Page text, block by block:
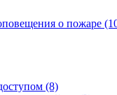
о пожаре
(8)